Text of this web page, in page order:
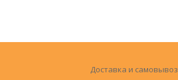
Доставка и самовывоз